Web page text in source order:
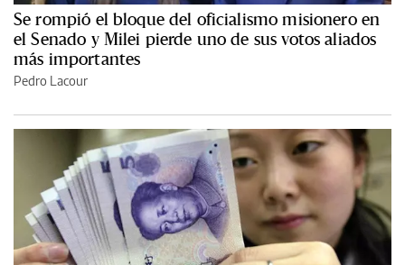
Se rompió el bloque del oficialismo misionero en
el Senado y Milei pierde uno de sus votos aliados
más importantes
Pedro Lacour